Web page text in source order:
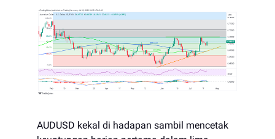
AUDUSD kekal di hadapan sambil mencetak